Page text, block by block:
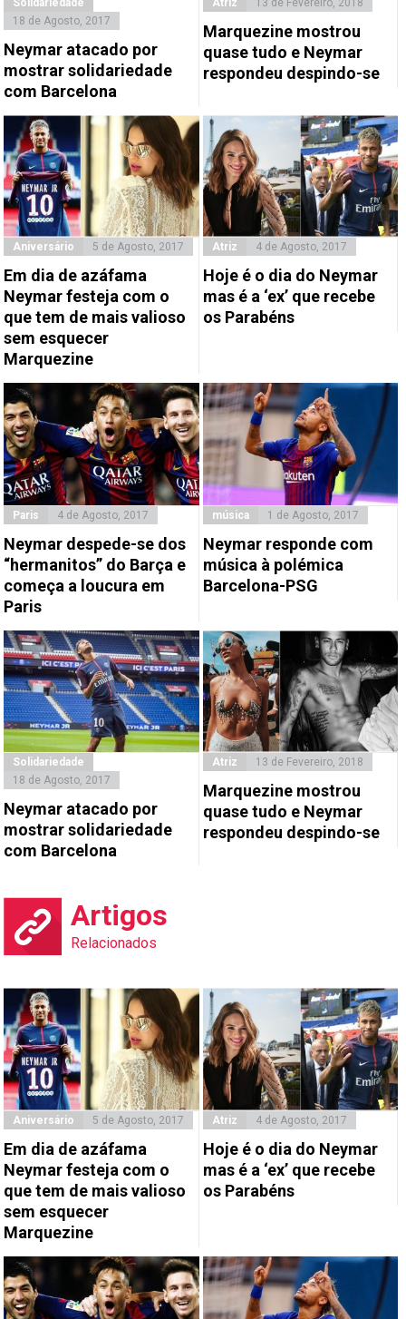
18 de Agosto, 2017
Neymar atacado por
mostrar solidariedade
com Barcelona
Marquezine mostrou
quase tudo e Neymar
respondeu despindo-se
Aniversário 5 de Agosto, 2017
Em dia de azáfama
Neymar festeja com o
que tem de mais valioso
sem esquecer
Marquezine
Atriz 4 de Agosto, 2017
Hoje é o dia do Neymar
mas é a ‘ex’ que recebe
os Parabéns
Paris 4 de Agosto, 2017
Neymar despede-se dos
“hermanitos” do Barça e
começa a loucura em
Paris
música 1 de Agosto, 2017
Neymar responde com
música à polémica
Barcelona-PSG
Solidariedade
18 de Agosto, 2017
Neymar atacado por
mostrar solidariedade
com Barcelona
Atriz 13 de Fevereiro, 2018
Marquezine mostrou
quase tudo e Neymar
respondeu despindo-se
Artigos
Relacionados
Aniversário 5 de Agosto, 2017
Em dia de azáfama
Neymar festeja com o
que tem de mais valioso
sem esquecer
Marquezine
Atriz 4 de Agosto, 2017
Hoje é o dia do Neymar
mas é a ‘ex’ que recebe
os Parabéns